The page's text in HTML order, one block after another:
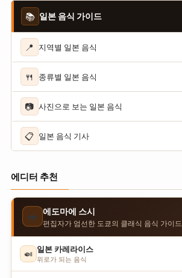
📚 일본 음식 가이드
📍 지역별 일본 음식
🍴 종류별 일본 음식
📷 사진으로 보는 일본 음식
📋 일본 음식 기사
에디터 추천
🍣 에도마에 스시
편집자가 엄선한 도쿄의 클래식 음식 가이드
🍛 일본 카레라이스
위로가 되는 음식